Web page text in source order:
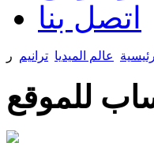
اتصل بنا
عالم الميديا ترانيم ر
للموقع